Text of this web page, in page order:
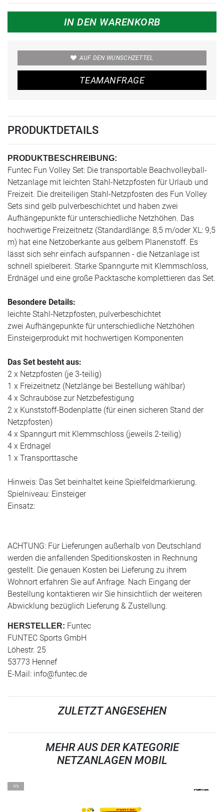
IN DEN WARENKORB
AUF DEN WUNSCHZETTEL
TEAMANFRAGE
PRODUKTDETAILS
PRODUKTBESCHREIBUNG:
Funtec Fun Volley Set: Die transportable Beachvolleyball-
Netzanlage mit leichten Stahl-Netzpfosten für Urlaub und
Freizeit. Die dreiteiligen Stahl-Netzpfosten des Fun Volley
Sets sind gelb pulverbeschichtet und haben zwei
Aufhängepunkte für unterschiedliche Netzhöhen. Das
hochwertige Freizeitnetz (Standardlänge: 8,5 m/oder XL: 9,5
m) hat eine Netzoberkante aus gelbem Planenstoff. Es
lässt sich sehr einfach aufspannen - die Netzanlage ist
schnell spielbereit. Starke Spanngurte mit Klemmschloss,
Erdnägel und eine große Packtasche komplettieren das Set.
Besondere Details:
leichte Stahl-Netzpfosten, pulverbeschichtet
zwei Aufhängepunkte für unterschiedliche Netzhöhen
Einsteigerprodukt mit hochwertigen Komponenten
Das Set besteht aus:
2 x Netzpfosten (je 3-teilig)
1 x Freizeitnetz (Netzlänge bei Bestellung wählbar)
4 x Schrauböse zur Netzbefestigung
2 x Kunststoff-Bodenplatte (für einen sicheren Stand der
Netzpfosten)
4 x Spanngurt mit Klemmschloss (jeweils 2-teilig)
4 x Erdnagel
1 x Transporttasche
Hinweis: Das Set beinhaltet keine Spielfeldmarkierung.
Spielniveau: Einsteiger
Einsatz:
ACHTUNG: Für Lieferungen außerhalb von Deutschland
werden die anfallenden Speditionskosten in Rechnung
gestellt. Die genauen Kosten bei Lieferung zu ihrem
Wohnort erfahren Sie auf Anfrage. Nach Eingang der
Bestellung kontaktieren wir Sie hinsichtlich der weiteren
Abwicklung bezüglich Lieferung & Zustellung.
HERSTELLER: Funtec
FUNTEC Sports GmbH
Löhestr. 25
53773 Hennef
E-Mail: info@funtec.de
ZULETZT ANGESEHEN
MEHR AUS DER KATEGORIE
NETZANLAGEN MOBIL
-9%